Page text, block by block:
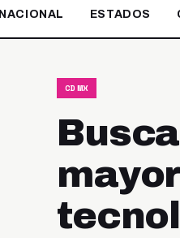
NACIONAL ESTADOS
CDMX